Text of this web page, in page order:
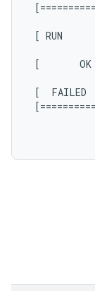
[ RUN
[       OK
[